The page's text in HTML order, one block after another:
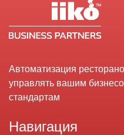
Автоматизация
управлять вашим
стандартам
Навигация